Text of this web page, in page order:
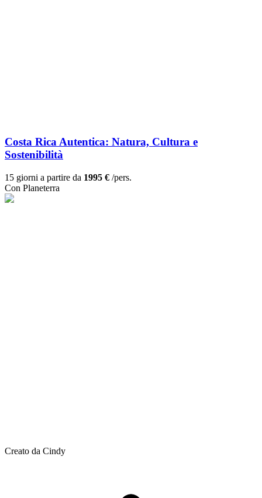
Costa Rica Autentica: Natura, Cultura e
Sostenibilità
15 giorni a partire da 1995 € /pers.
Con Planeterra
Creato da Cindy